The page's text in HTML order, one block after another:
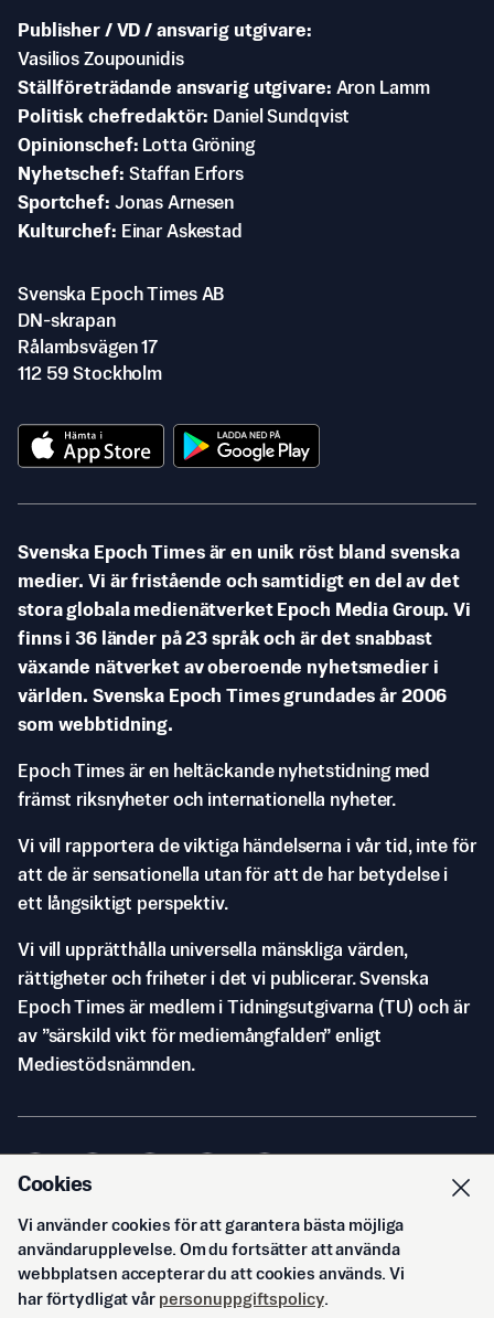
Publisher / VD / ansvarig utgivare
Vasilios Zoupounidis
Ställföreträdande ansvarig utgivare Aron Lamm
Politisk chefredaktör
Daniel Sundqvist
Opinionschef
Lotta Gröning
Nyhetschef Staffan Erfors
Sportchef Jonas Arnesen
Kulturchef
Einar Askestad
Svenska Epoch Times AB
DN-skrapan
Rålambsvägen 17
112 59 Stockholm
Svenska Epoch Times är en unik röst bland svenska
medier. Vi är fristående och samtidigt en del av det
stora globala medienätverket Epoch Media Group. Vi
finns i 36 länder på 23 språk och är det snabbast
växande nätverket av oberoende nyhetsmedier i
världen. Svenska Epoch Times grundades år 2006
som webbtidning.
Epoch Times är en heltäckande nyhetstidning med
främst riksnyheter och internationella nyheter.
Vi vill rapportera de viktiga händelserna i vår tid, inte för
att de är sensationella utan för att de har betydelse i
ett långsiktigt perspektiv.
Vi vill upprätthålla universella mänskliga värden,
rättigheter och friheter i det vi publicerar. Svenska
Epoch Times är medlem i Tidningsutgivarna (TU) och är
av ”särskild vikt för mediemångfalden” enligt
Mediestödsnämnden.
© Svenska Epoch Times AB2026
Cookies
Vi använder cookies för att garantera bästa möjliga
användarupplevelse. Om du fortsätter att använda
webbplatsen accepterar du att cookies används. Vi
har förtydligat vår personuppgiftspolicy.